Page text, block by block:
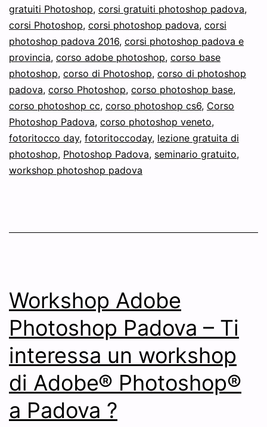
gratuiti Photoshop, corsi gratuiti photoshop padova,
corsi Photoshop, corsi photoshop padova, corsi
photoshop padova 2016, corsi photoshop padova e
provincia, corso adobe photoshop, corso base
photoshop, corso di Photoshop, corso di photoshop
padova, corso Photoshop, corso photoshop base,
corso photoshop cc, corso photoshop cs6, Corso
Photoshop Padova, corso photoshop veneto,
fotoritocco day, fotoritoccoday, lezione gratuita di
photoshop, Photoshop Padova, seminario gratuito,
workshop photoshop padova
Workshop Adobe
Photoshop Padova – Ti
interessa un workshop
di Adobe® Photoshop®
a Padova ?